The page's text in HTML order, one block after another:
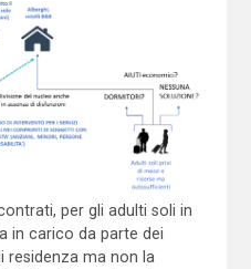
per gli adulti soli in
in carico da parte dei
residenza ma non la